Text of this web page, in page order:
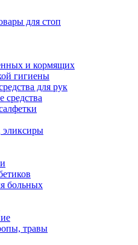
для стоп
и кормящих
гигиены
для рук
эликсиры
больных
травы